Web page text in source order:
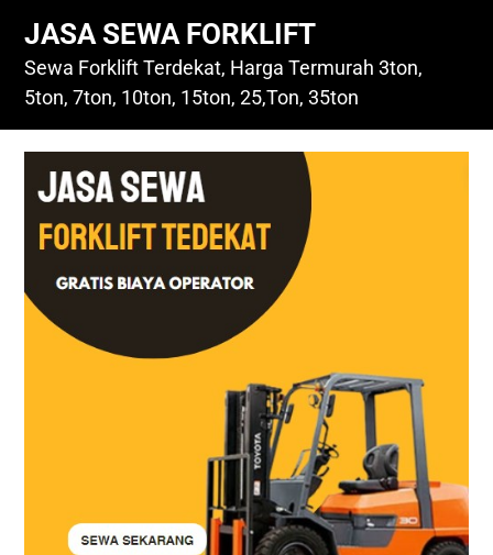
content
JASA SEWA FORKLIFT
Sewa Forklift Terdekat, Harga Termurah 3ton,
5ton, 7ton, 10ton, 15ton, 25,Ton, 35ton